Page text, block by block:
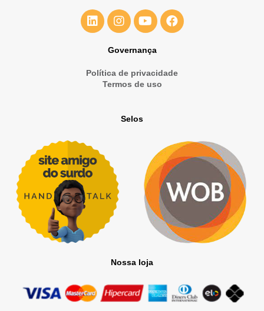
Governança
Política de privacidade
Termos de uso
Selos
Nossa loja